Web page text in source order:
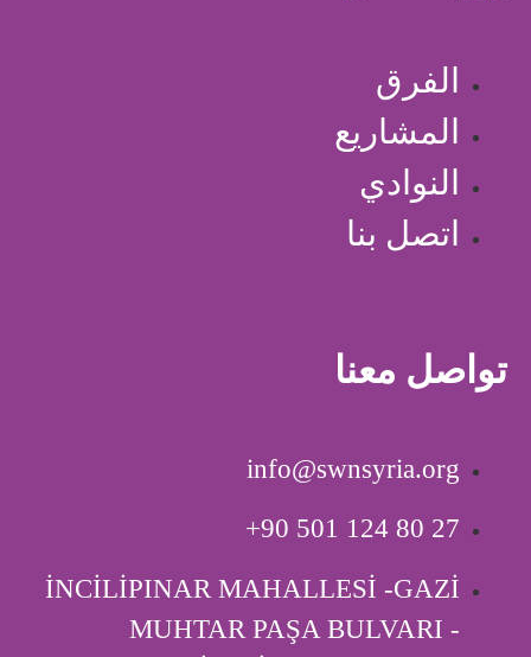
الفرق
المشاريع
النوادي
اتصل بنا
تواصل معنا
info@swnsyria.org
‎+90 501 124 80 27
İNCİLİPINAR MAHALLESİ -GAZİ
MUHTAR PAŞA BULVARI -